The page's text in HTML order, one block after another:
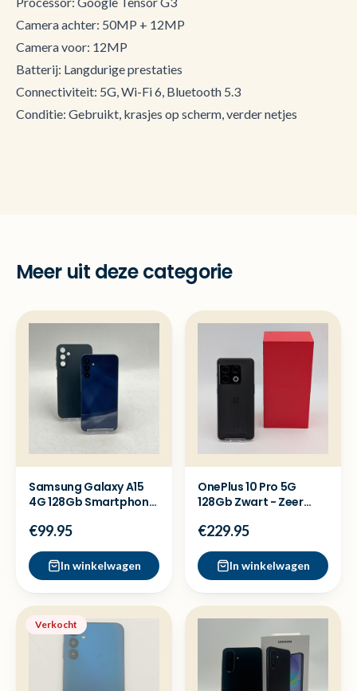
Camera achter: 50MP + 12MP
Camera voor: 12MP
Batterij: Langdurige prestaties
Connectiviteit: 5G, Wi-Fi 6, Bluetooth 5.3
Conditie: Gebruikt, krasjes op scherm, verder netjes
Meer uit deze categorie
Samsung Galaxy A15
4G 128Gb Smartphone
€99.95
In winkelwagen
OnePlus 10 Pro 5G
128Gb Zwart - Zeer
€229.95
In winkelwagen
Verkocht